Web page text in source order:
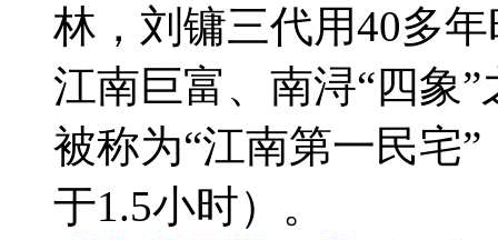
林，刘镛三代用40多
江南巨富、南浔“四象
被称为“江南第一民宅
于1.5小时）。